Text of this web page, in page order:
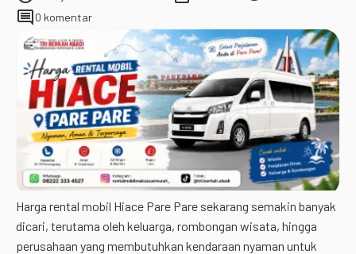
comment0 komentar
Harga rental mobil Hiace Pare Pare sekarang semakin banyak
dicari, terutama oleh keluarga, rombongan wisata, hingga
perusahaan yang membutuhkan kendaraan nyaman untuk